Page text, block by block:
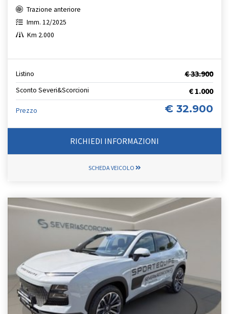
Trazione anteriore
Imm. 12/2025
Km 2.000
Listino € 33.900
Sconto Severi&Scorcioni € 1.000
Prezzo € 32.900
RICHIEDI INFORMAZIONI
SCHEDA VEICOLO